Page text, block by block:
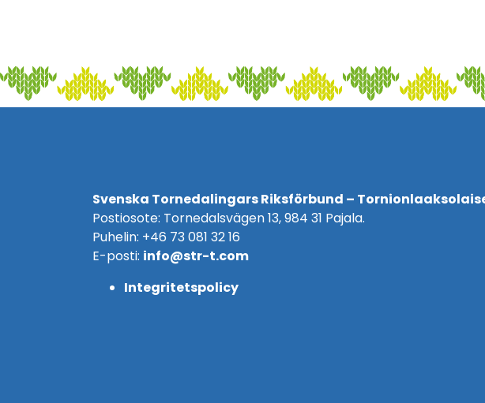
Svenska Tornedalingars Riksförbund –
Postiosote: Tornedalsvägen 13, 984 31 Pajala.
Puhelin: +46 73 081 32 16
E-posti: info@str-t.com
Integritetspolicy